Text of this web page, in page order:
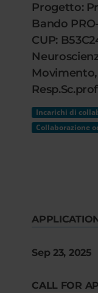
Progetto:
Bando
CUP:
Incarichi di
Collaborazione
Sep 23,
CALL FOR